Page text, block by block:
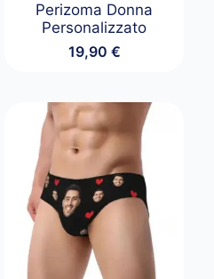
Perizoma Donna
Personalizzato
19,90 €